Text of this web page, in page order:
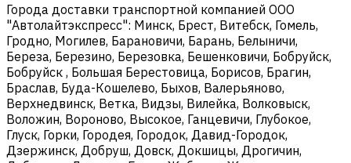
Города доставки транспортной компанией ООО
"Автолайтэкспресс": Минск, Брест, Витебск, Гомель,
Гродно, Могилев, Барановичи, Барань, Белыничи,
Береза, Березино, Березовка, Бешенковичи, Бобруйск,
Бобруйск , Большая Берестовица, Борисов, Брагин,
Браслав, Буда-Кошелево, Быхов, Валерьяново,
Верхнедвинск, Ветка, Видзы, Вилейка, Волковыск,
Воложин, Вороново, Высокое, Ганцевичи, Глубокое,
Глуск, Горки, Городея, Городок, Давид-Городок,
Дзержинск, Добруш, Довск, Докшицы, Дрогичин,